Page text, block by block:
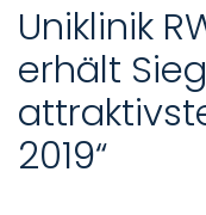
Uniklinik
erhält
2019“